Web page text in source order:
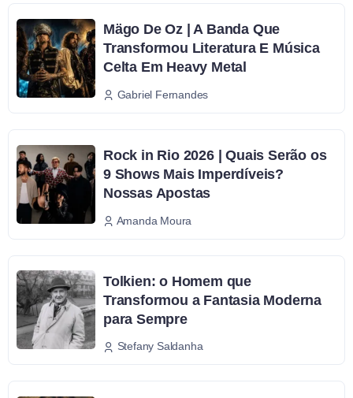
Mägo De Oz | A Banda Que
Transformou Literatura E Música
Celta Em Heavy Metal
Gabriel Fernandes
Rock in Rio 2026 | Quais Serão os
9 Shows Mais Imperdíveis?
Nossas Apostas
Amanda Moura
Tolkien: o Homem que
Transformou a Fantasia Moderna
para Sempre
Stefany Saldanha